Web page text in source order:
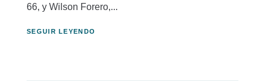
66, y Wilson Forero,...
SEGUIR LEYENDO